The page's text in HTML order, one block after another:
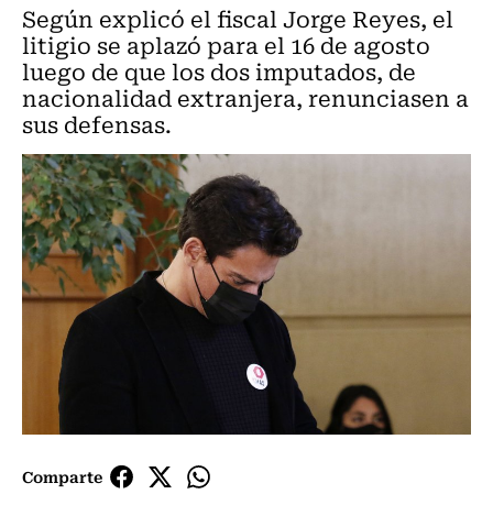
Programas Radio y TV Usach
Según explicó el fiscal Jorge Reyes, el
litigio se aplazó para el 16 de agosto
luego de que los dos imputados, de
nacionalidad extranjera, renunciasen a
sus defensas.
Comparte